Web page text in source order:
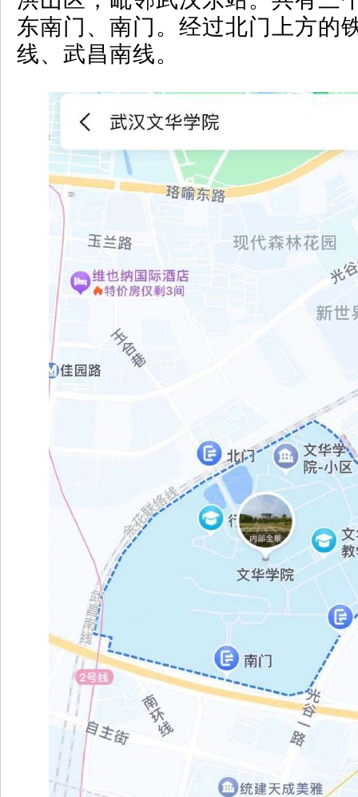
东南门、南门。经过北门上方的
线、武昌南线。